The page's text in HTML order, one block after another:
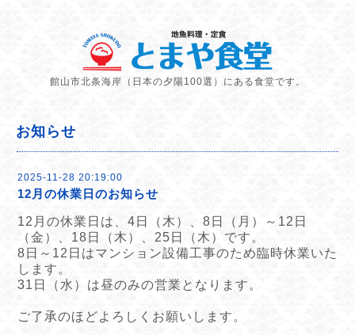
館山市北条海岸（日本の夕陽100選）にある食堂です。
お知らせ
2025-11-28 20:19:00
12月の休業日のお知らせ
12月の休業日は、4日（木）、8日（月）～12日
（金）、18日（木）、25日（木）です。
8日～12日はマンション設備工事のため臨時休業いた
します。
31日（水）は昼のみの営業となります。
ご了承のほどよろしくお願いします。